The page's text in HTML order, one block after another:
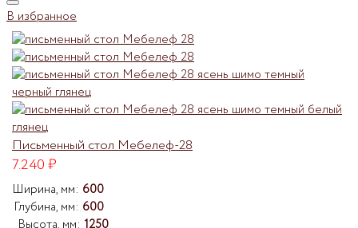
В избранное
Письменный стол Мебелеф-28
7.240₽
Ширина, мм: 600
Глубина, мм: 600